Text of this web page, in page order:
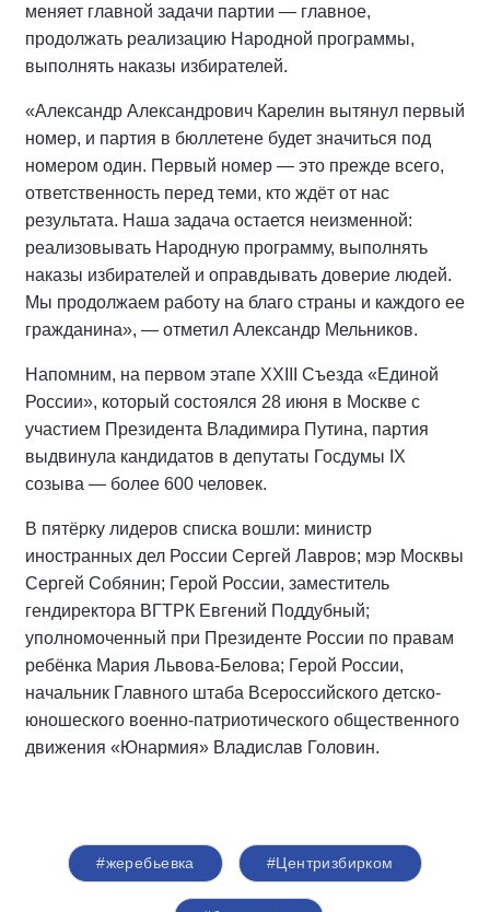
меняет главной задачи партии — главное,
продолжать реализацию Народной программы,
выполнять наказы избирателей.
«Александр Александрович Карелин вытянул первый
номер, и партия в бюллетене будет значиться под
номером один. Первый номер — это прежде всего,
ответственность перед теми, кто ждёт от нас
результата. Наша задача остается неизменной:
реализовывать Народную программу, выполнять
наказы избирателей и оправдывать доверие людей.
Мы продолжаем работу на благо страны и каждого ее
гражданина», — отметил Александр Мельников.
Напомним, на первом этапе XXIII Съезда «Единой
России», который состоялся 28 июня в Москве с
участием Президента Владимира Путина, партия
выдвинула кандидатов в депутаты Госдумы IX
созыва — более 600 человек.
В пятёрку лидеров списка вошли: министр
иностранных дел России Сергей Лавров; мэр Москвы
Сергей Собянин; Герой России, заместитель
гендиректора ВГТРК Евгений Поддубный;
уполномоченный при Президенте России по правам
ребёнка Мария Львова-Белова; Герой России,
начальник Главного штаба Всероссийского детско-
юношеского военно-патриотического общественного
движения «Юнармия» Владислав Головин.
#жеребьевка #Центризбирком